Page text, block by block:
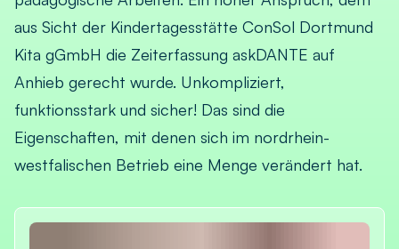
aus Sicht der Kindertagesstätte ConSol Dortmund
Kita gGmbH die Zeiterfassung askDANTE auf
Anhieb gerecht wurde. Unkompliziert,
funktionsstark und sicher! Das sind die
Eigenschaften, mit denen sich im nordrhein-
westfalischen Betrieb eine Menge verändert hat.